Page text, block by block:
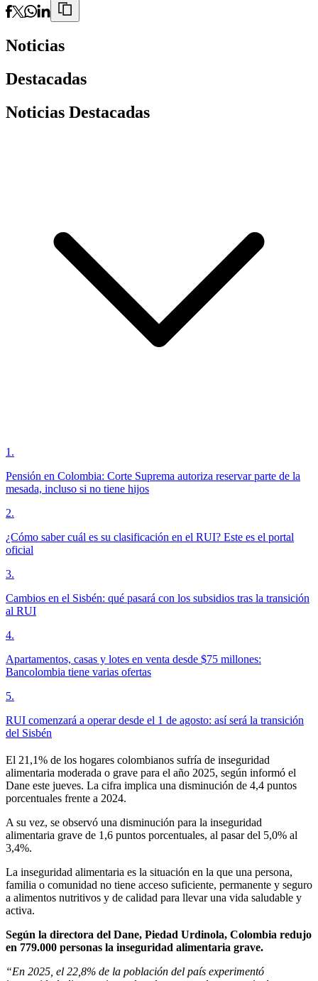
Noticias
Destacadas
Noticias Destacadas
1 .
Pensión en Colombia: Corte Suprema autoriza reservar parte de la
mesada, incluso si no tiene hijos
2.
¿Cómo saber cuál es su clasificación en el RUI? Este es el portal
oficial
3.
Cambios en el Sisbén: qué pasará con los subsidios tras la transición
al RUI
4.
Apartamentos, casas y lotes en venta desde $75 millones:
Bancolombia tiene varias ofertas
5.
RUI comenzará a operar desde el 1 de agosto: así será la transición
del Sisbén
El 21,1% de los hogares colombianos sufría de inseguridad
alimentaria moderada o grave para el año 2025, según informó el
Dane este jueves. La cifra implica una disminución de 4,4 puntos
porcentuales frente a 2024.
A su vez, se observó una disminución para la inseguridad
alimentaria grave de 1,6 puntos porcentuales, al pasar del 5,0% al
3,4%.
La inseguridad alimentaria es la situación en la que una persona,
familia o comunidad no tiene acceso suficiente, permanente y seguro
a alimentos nutritivos y de calidad para llevar una vida saludable y
activa.
Según la directora del Dane, Piedad Urdinola, Colombia redujo
en 779.000 personas la inseguridad alimentaria grave.
“En 2025, el 22,8% de la población del país experimentó